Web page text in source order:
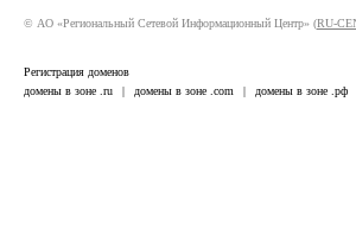
© АО «Региональный Сетевой Информационный Центр» (RU-
Регистрация доменов
домены в зоне .ru
| домены в зоне .com | домены в зоне .рф